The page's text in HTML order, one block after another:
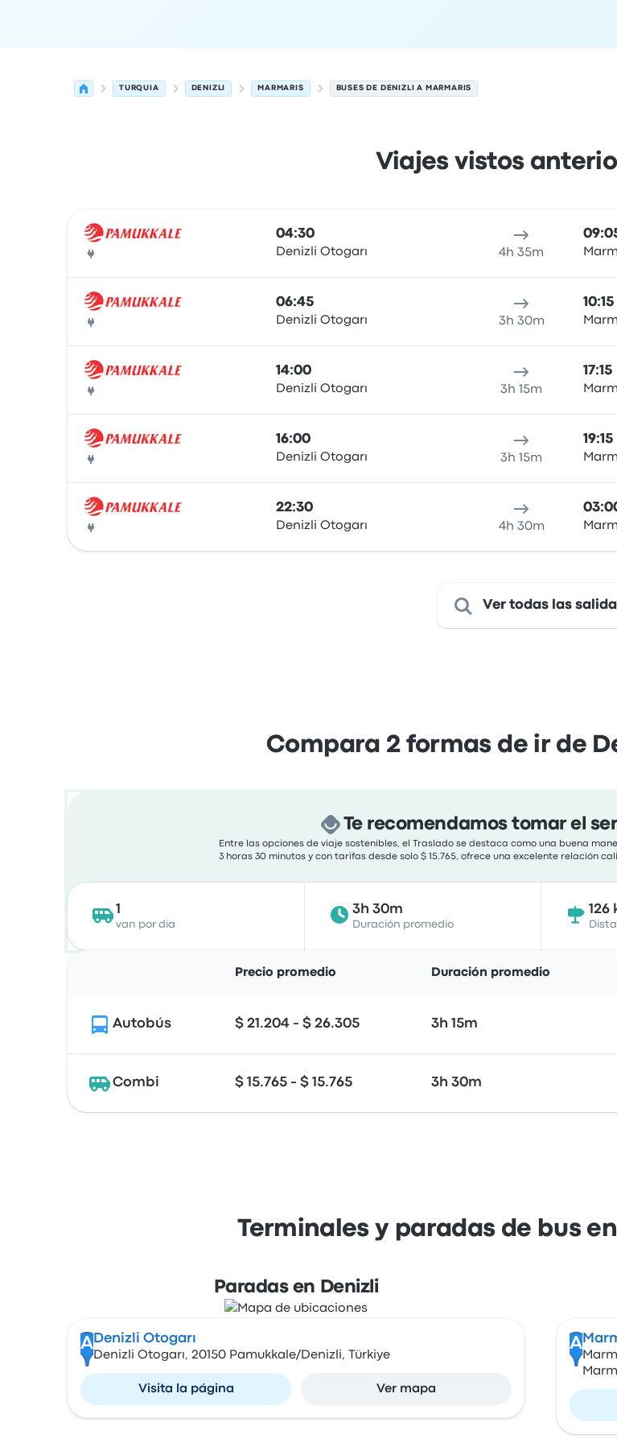
TURQUIA DENIZLI MARMARIS BUSES DE DENIZLI A MARMARIS
Viajes vistos
Autobús
04:30
Denizli Otogarı 4h 35m
Autobús
06:45
Denizli Otogarı 3h 30m
10:15
Autobús
14:00
Denizli Otogarı 3h 15m
17:15
Autobús
16:00
Denizli Otogarı 3h 15m
19:15
Autobús
22:30
Denizli Otogarı 4h 30m
Ver todas las
Compara 2 formas de ir de
Te recomendamos tomar el
Entre las opciones de viaje sostenibles, el Traslado se destaca como una buena
3 horas 30 minutos y con tarifas desde solo $ 15.765, ofrece una excelente relación
1
van por día
3h 30m
Duración promedio
126
Precio promedio Duración promedio
Autobús $ 21.204 - $ 26.305 3h 15m
Combi $ 15.765 - $ 15.765 3h 30m
Terminales y paradas de bus
Paradas en Denizli
A Denizli Otogarı
Denizli Otogarı, 20150 Pamukkale/Denizli, Türkiye
Visita la página Ver mapa
A